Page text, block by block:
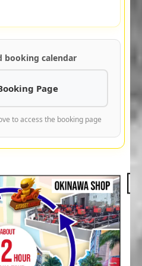
booking calendar
Page
to access the booking page